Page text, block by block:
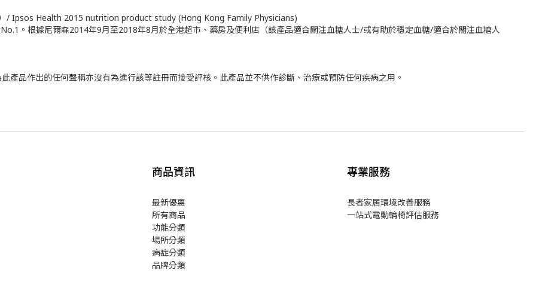
/ Ipsos Health 2015 nutrition product study (Hong Kong Family Physicians)
。根據尼爾森2014年9月至2018年8月於全港超市、藥房及便利店（該產品適合關注血糖人士/或有助於穩定血糖/適合於關注血糖人
產品作出的任何聲稱亦沒有為進行該等註冊而接受評核。此產品並不供作診斷、治療或預防任何疾病之用。
商品資訊
最新優惠
所有商品
功能分類
場所分類
病症分類
品牌分類
專業服務
長者家居環境改善服務
一站式電動輪椅評估服務